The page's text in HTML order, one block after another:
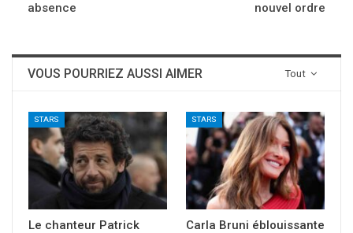
absence
nouvel ordre
Tout
VOUS POURRIEZ AUSSI AIMER
STARS
Le chanteur Patrick
STARS
Carla Bruni éblouissante